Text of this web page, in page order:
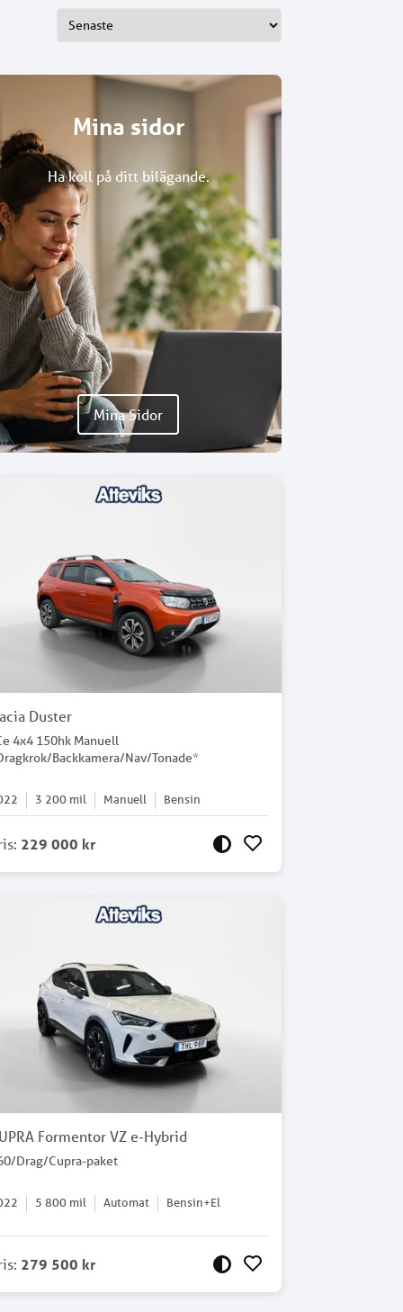
Mina sidor
Ha koll på ditt bilägande.
Mina Sidor
Duster
4x4 150hk Manuell
Backkamera/Nav/Tonade*
3 200mil Manuell Bensin
: 229 000 kr
Formentor VZ e-Hybrid
Drag/Cupra-paket
5 800mil Automat Bensin+El
: 279 500 kr